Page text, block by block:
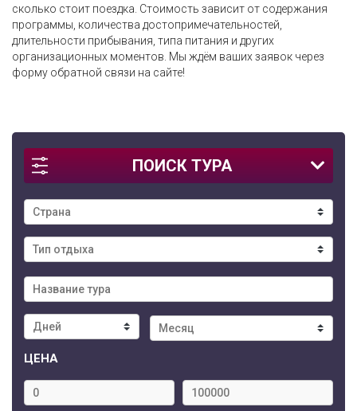
ПОИСК ТУРА
ЦЕНА
сколько стоит поездка. Стоимость зависит от содержания
программы, количества достопримечательностей,
длительности прибывания, типа питания и других
организационных моментов. Мы ждём ваших заявок через
форму обратной связи на сайте!